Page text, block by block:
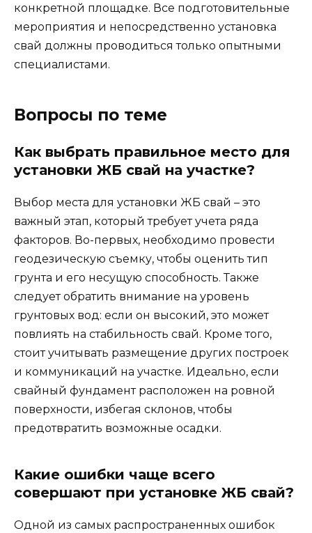
конкретной площадке. Все подготовительные
мероприятия и непосредственно установка
свай должны проводиться только опытными
специалистами.
Вопросы по теме
Как выбрать правильное место для
установки ЖБ свай на участке?
Выбор места для установки ЖБ свай – это
важный этап, который требует учета ряда
факторов. Во-первых, необходимо провести
геодезическую съемку, чтобы оценить тип
грунта и его несущую способность. Также
следует обратить внимание на уровень
грунтовых вод: если он высокий, это может
повлиять на стабильность свай. Кроме того,
стоит учитывать размещение других построек
и коммуникаций на участке. Идеально, если
свайный фундамент расположен на ровной
поверхности, избегая склонов, чтобы
предотвратить возможные осадки.
Какие ошибки чаще всего
совершают при установке ЖБ свай?
Одной из самых распространенных ошибок